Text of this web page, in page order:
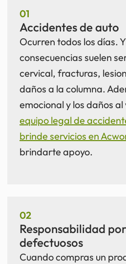
01
Accidentes de auto
Ocurren todos los días.
consecuencias suelen
cervical, fracturas,
daños a la columna.
emocional y los daños al
equipo legal de
brinde servicios en
brindarte apoyo.
02
Responsabilidad
defectuosos
Cuando compras un